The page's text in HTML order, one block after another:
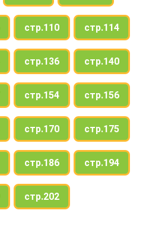
стр.110 стр.114
стр.136 стр.140
стр.154 стр.156
стр.170 стр.175
стр.186 стр.194
стр.202